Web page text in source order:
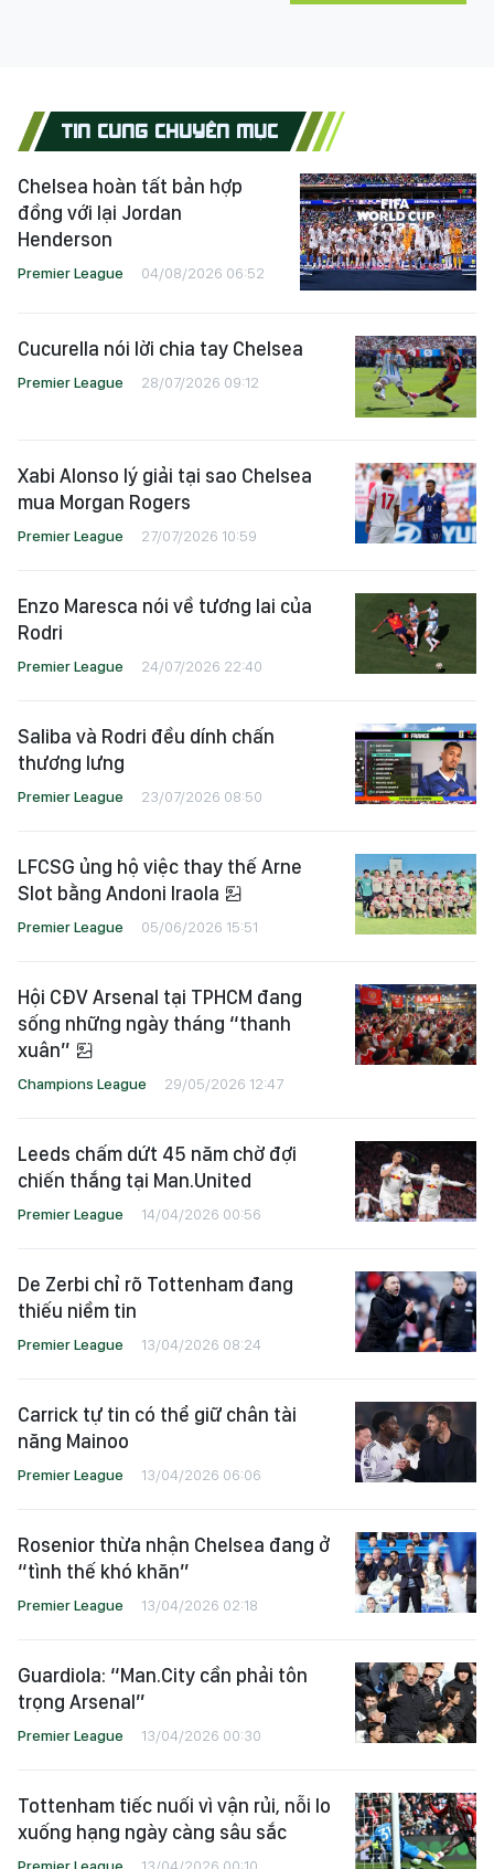
TIN CÙNG CHUYÊN MỤC
Chelsea hoàn tất bản hợp
đồng với lại Jordan
Henderson
Premier League 04/08/2026 06:52
Cucurella nói lời chia tay Chelsea
Premier League 28/07/2026 09:12
Xabi Alonso lý giải tại sao Chelsea
mua Morgan Rogers
Premier League 27/07/2026 10:59
Enzo Maresca nói về tương lai của
Rodri
Premier League 24/07/2026 22:40
Saliba và Rodri đều dính chấn
thương lưng
Premier League 23/07/2026 08:50
LFCSG ủng hộ việc thay thế Arne
Slot bằng Andoni Iraola
Premier League 05/06/2026 15:51
Hội CĐV Arsenal tại TPHCM đang
sống những ngày tháng “thanh
xuân”
Champions League 29/05/2026 12:47
Leeds chấm dứt 45 năm chờ đợi
chiến thắng tại Man.United
Premier League 14/04/2026 00:56
De Zerbi chỉ rõ Tottenham đang
thiếu niềm tin
Premier League 13/04/2026 08:24
Carrick tự tin có thể giữ chân tài
năng Mainoo
Premier League 13/04/2026 06:06
Rosenior thừa nhận Chelsea đang ở
“tình thế khó khăn”
Premier League 13/04/2026 02:18
Guardiola: “Man.City cần phải tôn
trọng Arsenal”
Premier League 13/04/2026 00:30
Tottenham tiếc nuối vì vận rủi, nỗi lo
xuống hạng ngày càng sâu sắc
Premier League 13/04/2026 00:10